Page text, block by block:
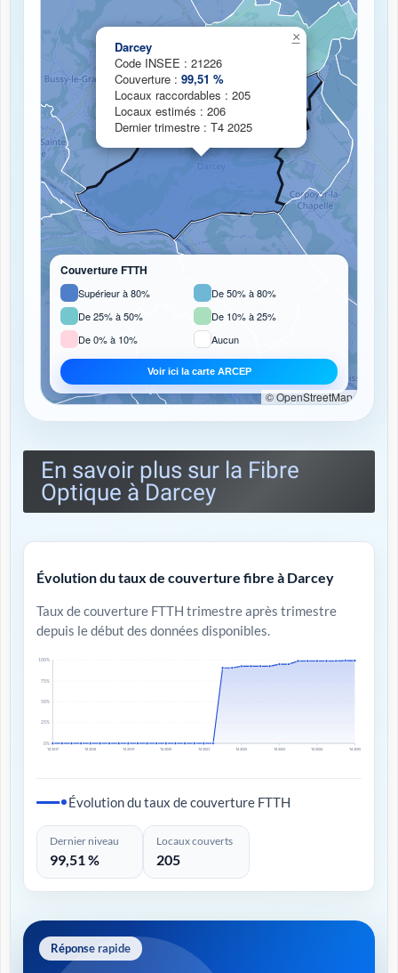
Chargement de la carte de couverture fibre...
Darcey
Code INSEE : 21226
Couverture : 99,51 %
Locaux raccordables : 205
Locaux estimés : 206
Dernier trimestre : T4 2025
×
Couverture FTTH
Supérieur à 80%
De 50% à 80%
De 25% à 50%
De 10% à 25%
De 0% à 10%
Aucun
Voir ici la carte ARCEP
© OpenStreetMap
En savoir plus sur la Fibre
Optique à Darcey
Évolution du taux de couverture fibre à Darcey
Taux de couverture FTTH trimestre après trimestre
depuis le début des données disponibles.
0%
25%
50%
75%
100%
T4 2017 T4 2018 T4 2019 T4 2020 T4 2021 T4 2022 T4 2023 T4 2024 T4 2025
Évolution du taux de couverture FTTH
Dernier niveau
99,51 %
Locaux couverts
205
Réponse rapide